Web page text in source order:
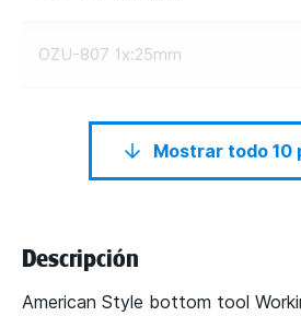
OZU-807 1x:25mm
Descripción
American Style bottom tool